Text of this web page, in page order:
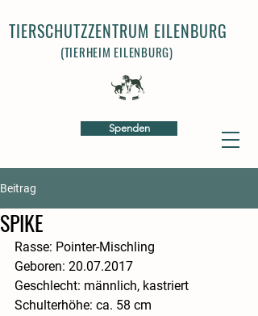
Spenden
TIERSCHUTZZENTRUM EILENBURG
(TIERHEIM EILENBURG)
Beitrag
SPIKE
Rasse: Pointer-Mischling
​Geboren: 20.07.2017
​Geschlecht: männlich, kastriert
​Schulterhöhe: ca. 58 cm